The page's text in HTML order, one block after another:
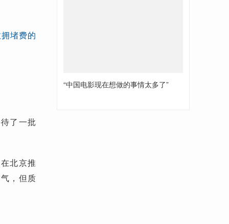
堵费的
了一批
北京推
，但质
“中国电影现在想做的事情太多了”